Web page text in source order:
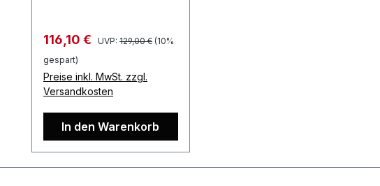
Verkaufspreis:
116,10 € Regulärer Preis:
UVP: 129,00 € (10%
gespart)
Preise inkl. MwSt. zzgl.
Versandkosten
In den Warenkorb